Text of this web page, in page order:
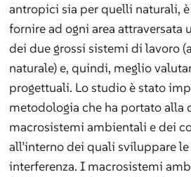
antropici sia per quelli naturali,
fornire ad ogni area attraversata
dei due grossi sistemi di lavoro
naturale) e, quindi, meglio
progettuali. Lo studio è stato
metodologia che ha portato alla
macrosistemi ambientali e dei
all’interno dei quali sviluppare
interferenza. I macrosistemi